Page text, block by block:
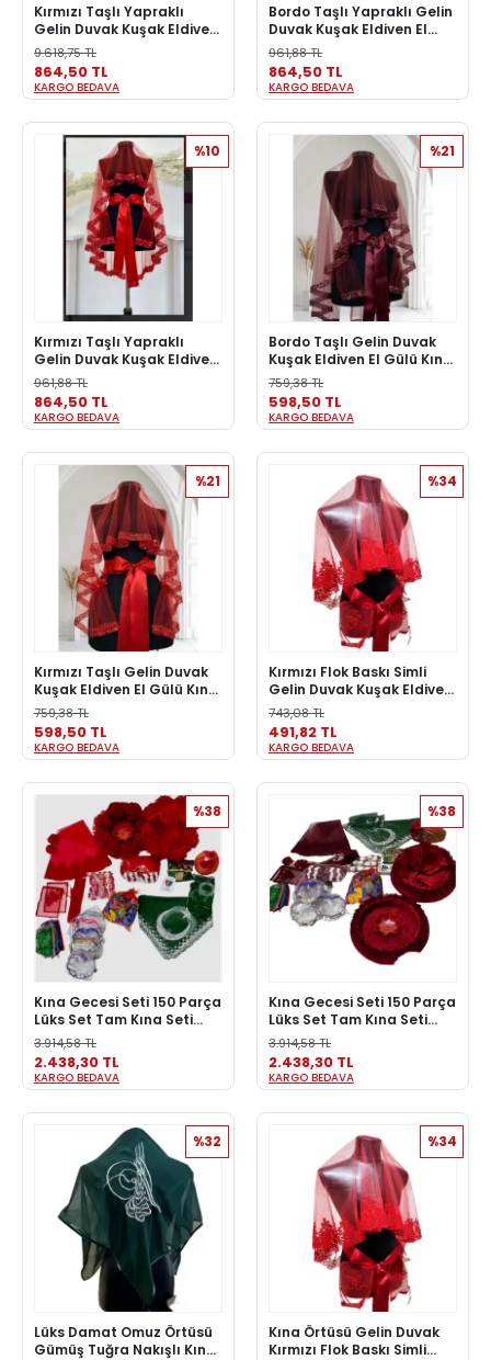
Kırmızı Taşlı Yapraklı
Gelin Duvak Kuşak Eldiven
El Gülü Kına Örtüsü Gelin
Örtü Kına Seti
KARGO BEDAVA
9.618,75 TL
864,50 TL
Bordo Taşlı Yapraklı Gelin
Duvak Kuşak Eldiven El
Gülü Kına Örtüsü Gelin
Örtü Kına Seti
KARGO BEDAVA
961,88 TL
864,50 TL
Kırmızı Taşlı Yapraklı
Gelin Duvak Kuşak Eldiven
El Gülü Kına Örtüsü Gelin
Örtü Kına Seti
KARGO BEDAVA
%10
961,88 TL
864,50 TL
Bordo Taşlı Gelin Duvak
Kuşak Eldiven El Gülü Kına
Örtüsü Gelin Örtü Kına
Seti
KARGO BEDAVA
%21
759,38 TL
598,50 TL
Kırmızı Taşlı Gelin Duvak
Kuşak Eldiven El Gülü Kına
Örtüsü Gelin Örtü Kına
Seti
KARGO BEDAVA
%21
759,38 TL
598,50 TL
Kırmızı Flok Baskı Simli
Gelin Duvak Kuşak Eldiven
Gelin Örtüsü Set Kına
Gecesi Düğün Nikah Gelin
Alma
KARGO BEDAVA
%34
743,08 TL
491,82 TL
Kına Gecesi Seti 150 Parça
Lüks Set Tam Kına Seti
Kına Gecesi Malzemesi
Kırmızı Renk
KARGO BEDAVA
%38
3.914,58 TL
2.438,30 TL
Kına Gecesi Seti 150 Parça
Lüks Set Tam Kına Seti
Kına Gecesi Malzemesi
Bordo Renk
KARGO BEDAVA
%38
3.914,58 TL
2.438,30 TL
Lüks Damat Omuz Örtüsü
Gümüş Tuğra Nakışlı Kına
%32
Kına Örtüsü Gelin Duvak
Kırmızı Flok Baskı Simli
%34